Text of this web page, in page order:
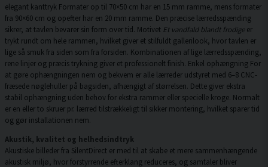
elegant kanttryk Formater op til 70×50 cm har en 15 mm ramme, mens formater
fra 90×60 cm og opefter har en 20 mm ramme. Den præcise lærredsspænding
sikrer, at tavlen bevarer sin form over tid. Motivet Et vandfald blandt frodigeer
trykt rundt om hele rammen, hvilket giver et stilfuldt gallerilook, hvor tavlen er
lige så smuk fra siden som fra forsiden. Kombinationen af lige lærredsspænding,
rene linjer og præcis trykning giver et professionelt finish. Enkel ophængning For
at gøre ophængningen nem og bekvem er alle lærreder udstyret med 6–8 CNC-
fræsede nøglehuller på bagsiden, afhængigt af størrelsen. Dette giver ekstra
stabil ophængning uden behov for ekstra rammer eller specielle kroge. Normalt
er en eller to skruer pr. lærred tilstrækkeligt til sikker montering, hvilket sparer tid
og gør installationen nem.
Akustik, kvalitet og helhedsindtryk
Akustiske billeder fra SilentDirect er med til at skabe et mere sammenhængende
akustisk miljø, hvor forstyrrende efterklang reduceres, og samtaler bliver